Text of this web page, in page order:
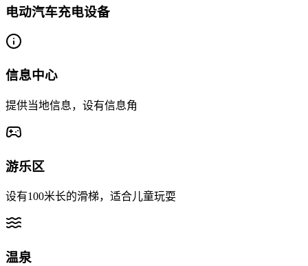
电动汽车充电设备
信息中心
提供当地信息，设有信息角
游乐区
设有100米长的滑梯，适合儿童玩耍
温泉